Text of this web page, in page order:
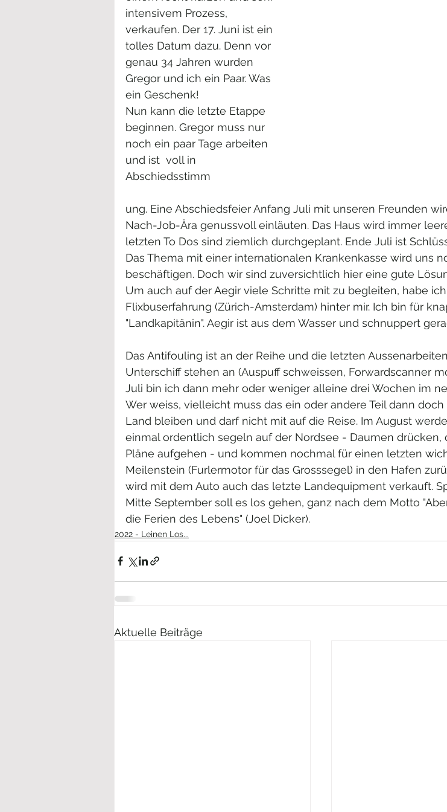
intensivem Prozess,
verkaufen. Der 17. Juni ist ein
tolles Datum dazu. Denn vor
genau 34 Jahren wurden
Gregor und ich ein Paar. Was
ein Geschenk!
Nun kann die letzte Etappe
beginnen. Gregor muss nur
noch ein paar Tage arbeiten
und ist  voll in
Abschiedsstimm
ung. Eine Abschiedsfeier Anfang Juli mit unseren Freunden
Nach-Job-Ära genussvoll einläuten. Das Haus wird immer
letzten To Dos sind ziemlich durchgeplant. Ende Juli ist
Das Thema mit einer internationalen Krankenkasse wird uns
beschäftigen. Doch wir sind zuversichtlich hier eine gute
Um auch auf der Aegir viele Schritte mit zu begleiten, habe
Flixbuserfahrung (Zürich-Amsterdam) hinter mir. Ich bin für
"Landkapitänin". Aegir ist aus dem Wasser und schnuppert
Das Antifouling ist an der Reihe und die letzten
Unterschiff stehen an (Auspuff schweissen, Forwardscanner
Juli bin ich dann mehr oder weniger alleine drei Wochen im
Wer weiss, vielleicht muss das ein oder andere Teil dann doch
Land bleiben und darf nicht mit auf die Reise. Im August
einmal ordentlich segeln auf der Nordsee - Daumen drücken,
Pläne aufgehen - und kommen nochmal für einen letzten
Meilenstein (Furlermotor für das Grosssegel) in den Hafen
wird mit dem Auto auch das letzte Landequipment verkauft.
Mitte September soll es los gehen, ganz nach dem Motto
die Ferien des Lebens" (Joel Dicker).
2022 - Leinen Los...
Aktuelle Beiträge